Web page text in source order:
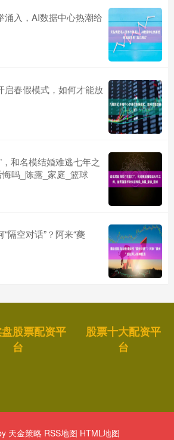
涌入，AI数据中心热潮给
启春假模式，如何才能放
和名模结婚难逃七年之
吗_陈露_家庭_篮球
隔空对话”？阿来“夔
股票配资平
台
股票十大配资平
台
天金策略 RSS地图 HTML地图